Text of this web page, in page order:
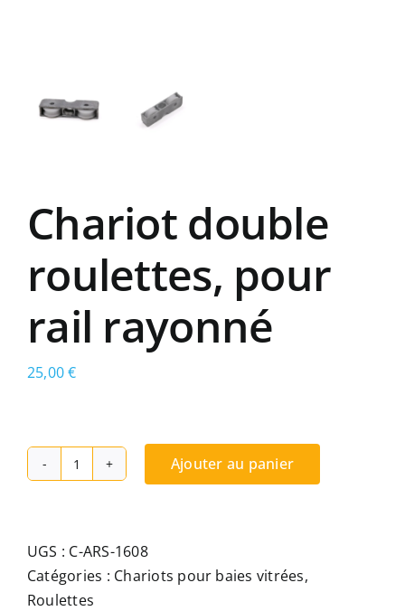
Chariot double
roulettes, pour
rail rayonné
25,00€
quantité
double
roulettes,
pour
Ajouter au panier
UGS : C-ARS-1608
Catégories : Chariots pour baies vitrées,
Roulettes